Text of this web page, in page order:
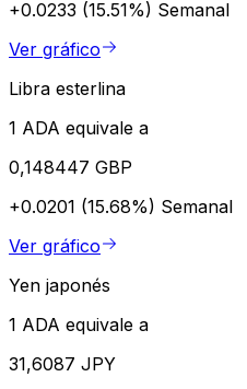
+0.0233 (15.51%) Semanal
Ver gráfico
Libra esterlina
1 ADA equivale a
0,148447 GBP
+0.0201 (15.68%) Semanal
Ver gráfico
Yen japonés
1 ADA equivale a
31,6087 JPY